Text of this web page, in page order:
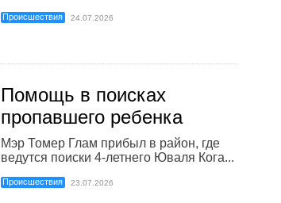
Происшествия 24.07.2026
Помощь в поисках
пропавшего ребенка
Мэр Томер Глам прибыл в район, где
ведутся поиски 4-летнего Юваля Кога...
Происшествия 23.07.2026